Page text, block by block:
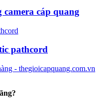
cáp quang
pathcord